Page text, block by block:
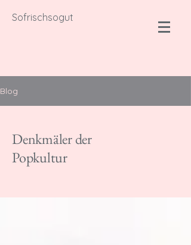
Sofrischsogut
Blog
Denkmäler der
Popkultur